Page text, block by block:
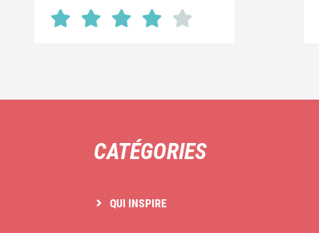
CATÉGORIES
QUI INSPIRE